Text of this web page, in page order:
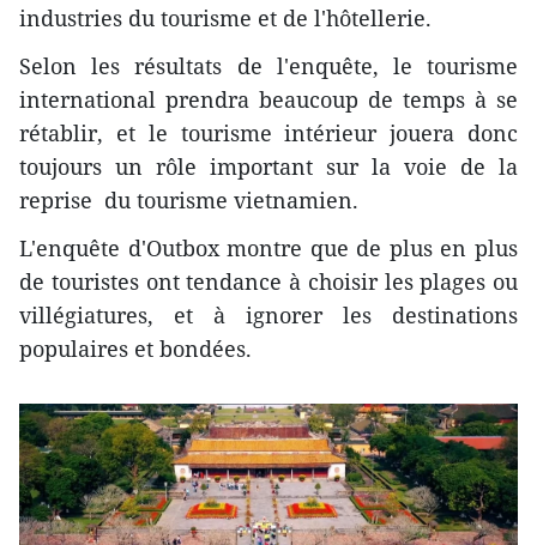
industries du tourisme et de l'hôtellerie.
Selon les résultats de l'enquête, le tourisme
international prendra beaucoup de temps à se
rétablir, et le tourisme intérieur jouera donc
toujours un rôle important sur la voie de la
reprise du tourisme vietnamien.
L'enquête d'Outbox montre que de plus en plus
de touristes ont tendance à choisir les plages ou
villégiatures, et à ignorer les destinations
populaires et bondées.